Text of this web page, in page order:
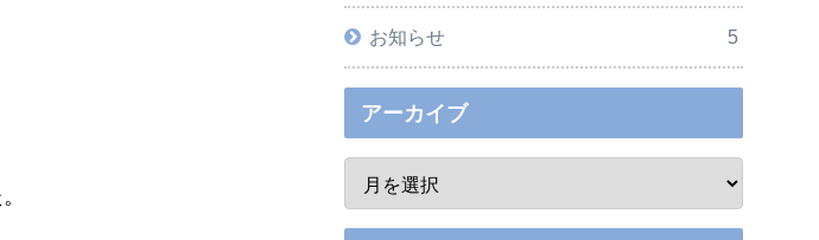
お知らせ 5
アーカイブ